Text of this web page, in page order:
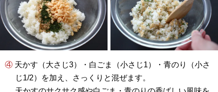
④ 天かす（大さじ3）・白ごま（小さじ1）・青のり（小さ
じ1/2）を加え、さっくりと混ぜます。